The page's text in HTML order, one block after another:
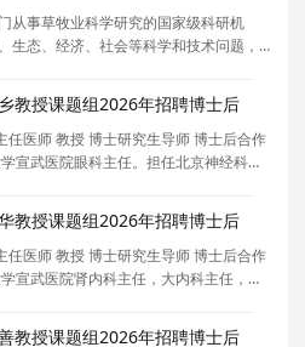
从事草牧业科学研究的国家级科研机
生态、经济、社会等科学和技术问题，
益服务为主，重点聚焦草种质资源收
培育、制种与栽培研
教授课题组2026年招聘博士后
任医师 教授 博士研究生导师 博士后合作
宣武医院眼科主任。担任北京神经科学
合医学学会眼科分会副主任委员、北
究型医院学会
教授课题组2026年招聘博士后
任医师 教授 博士研究生导师 博士后合作
宣武医院肾内科主任，大内科主任，内
科医师分会委员，中国人体健康科技
北京医学会血
教授课题组2026年招聘博士后